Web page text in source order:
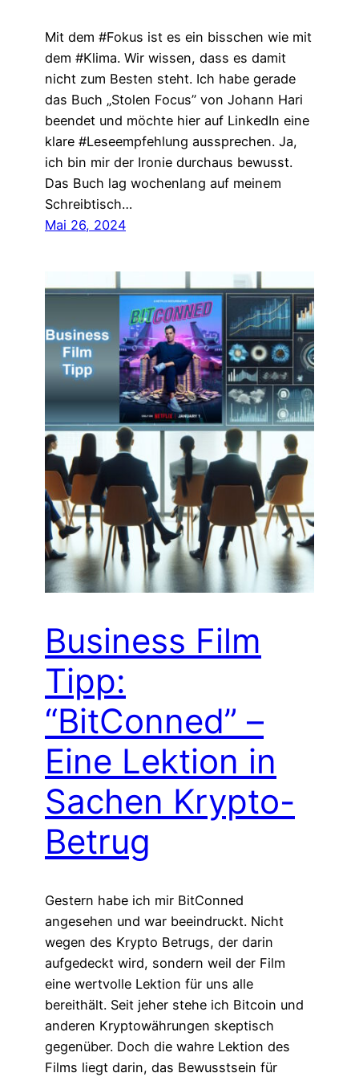
Mit dem #Fokus ist es ein bisschen wie mit
dem #Klima. Wir wissen, dass es damit
nicht zum Besten steht. Ich habe gerade
das Buch „Stolen Focus” von Johann Hari
beendet und möchte hier auf LinkedIn eine
klare #Leseempfehlung aussprechen. Ja,
ich bin mir der Ironie durchaus bewusst.
Das Buch lag wochenlang auf meinem
Schreibtisch…
Mai 26, 2024
Business Film
Tipp:
“BitConned” –
Eine Lektion in
Sachen Krypto-
Betrug
Gestern habe ich mir BitConned
angesehen und war beeindruckt. Nicht
wegen des Krypto Betrugs, der darin
aufgedeckt wird, sondern weil der Film
eine wertvolle Lektion für uns alle
bereithält. Seit jeher stehe ich Bitcoin und
anderen Kryptowährungen skeptisch
gegenüber. Doch die wahre Lektion des
Films liegt darin, das Bewusstsein für